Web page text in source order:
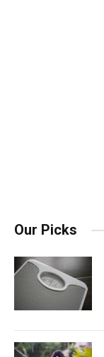
Our Picks